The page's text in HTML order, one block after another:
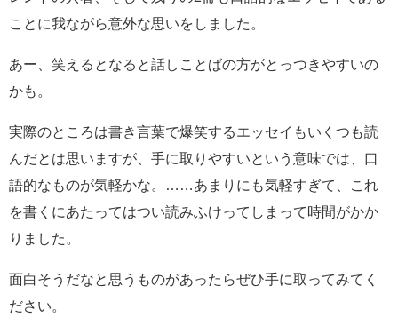
ことに我ながら意外な思いをしました。
あー、笑えるとなると話しことばの方がとっつきやすいの
かも。
実際のところは書き言葉で爆笑するエッセイもいくつも読
んだとは思いますが、手に取りやすいという意味では、口
語的なものが気軽かな。……あまりにも気軽すぎて、これ
を書くにあたってはつい読みふけってしまって時間がかか
りました。
面白そうだなと思うものがあったらぜひ手に取ってみてく
ださい。